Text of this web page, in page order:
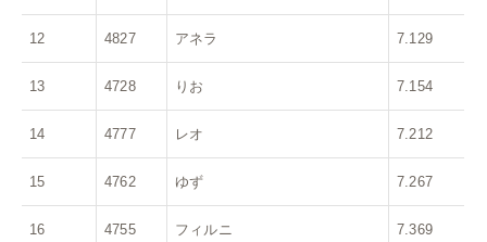
12 4827 アネラ 7.129
13 4728 りお 7.154
14 4777 レオ 7.212
15 4762 ゆず 7.267
16 4755 フィルニ 7.369